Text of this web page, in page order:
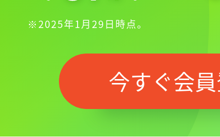
※2025年1月29日時点。
今すぐ会